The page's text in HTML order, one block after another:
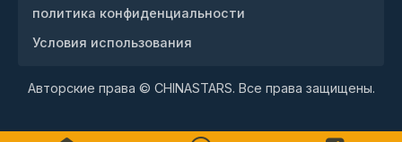
политика конфиденциальности
Условия использования
Авторские права © CHINASTARS. Все права защищены.